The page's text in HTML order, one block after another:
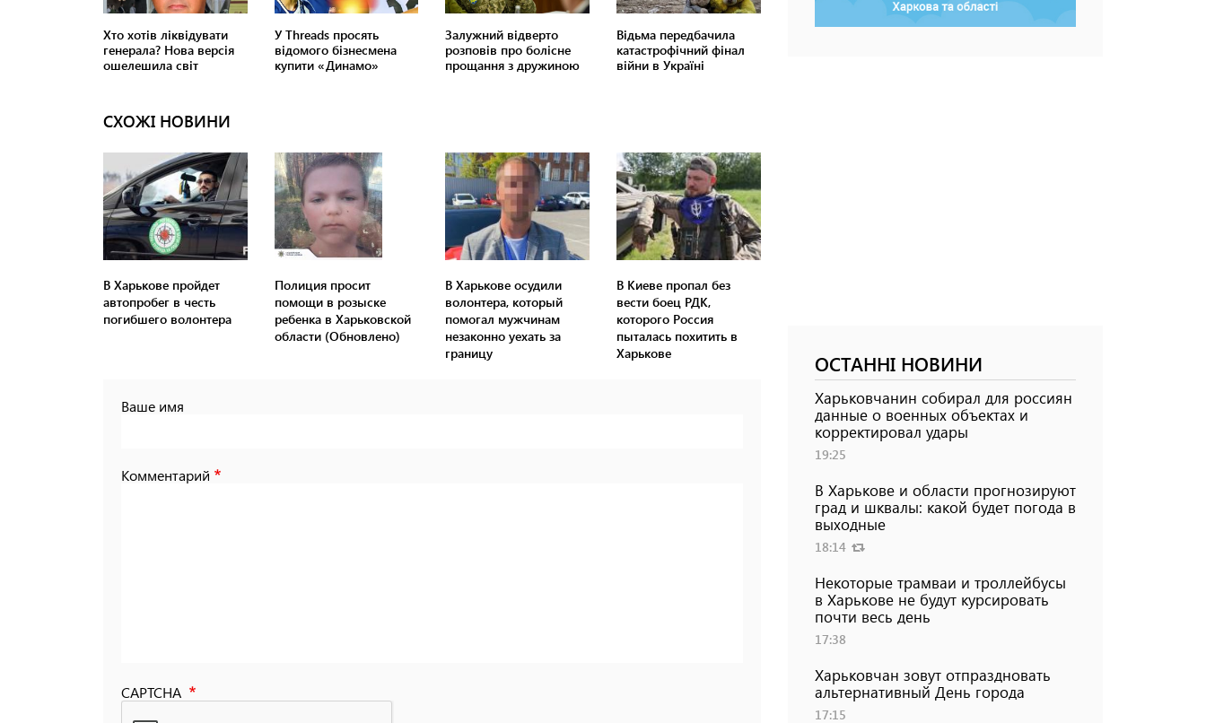
СХОЖІ НОВИНИ
В Харькове пройдет
автопробег в честь
погибшего волонтера
Полиция просит
помощи в розыске
ребенка в Харьковской
области (Обновлено)
В Харькове осудили
волонтера, который
помогал мужчинам
незаконно уехать за
границу
В Киеве пропал без
вести боец ​​РДК,
которого Россия
пыталась похитить в
Харькове
Ваше имя
Комментарий
CAPTCHA
ОСТАННІ НОВИНИ
Харьковчанин собирал для россиян
данные о военных объектах и ​​
корректировал удары
19:25
В Харькове и области прогнозируют
град и шквалы: какой будет погода в
выходные
18:14
Некоторые трамваи и троллейбусы
в Харькове не будут курсировать
почти весь день
17:38
Харьковчан зовут отпраздновать
альтернативный День города
17:15